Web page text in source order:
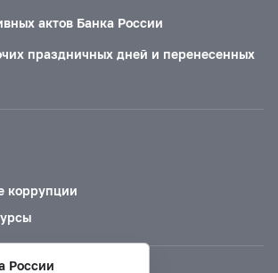
актов Банка России
праздничных дней и перенесенных
коррупции
России